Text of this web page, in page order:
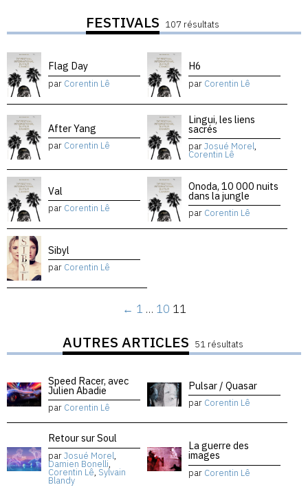
FESTIVALS 107 résultats
Flag Day
par Corentin Lê
H6
par Corentin Lê
After Yang
par Corentin Lê
Lingui, les liens
sacrés
parJosué Morel,
Corentin Lê
Val
par Corentin Lê
Onoda, 10 000 nuits
dans la jungle
par Corentin Lê
Sibyl
par Corentin Lê
← 1 … 10 11
AUTRES ARTICLES 51 résultats
Speed Racer, avec
Julien Abadie
par Corentin Lê
Pulsar / Quasar
par Corentin Lê
Retour sur Soul
parJosué Morel,
Damien Bonelli,
Corentin Lê, Sylvain
Blandy
La guerre des
images
par Corentin Lê